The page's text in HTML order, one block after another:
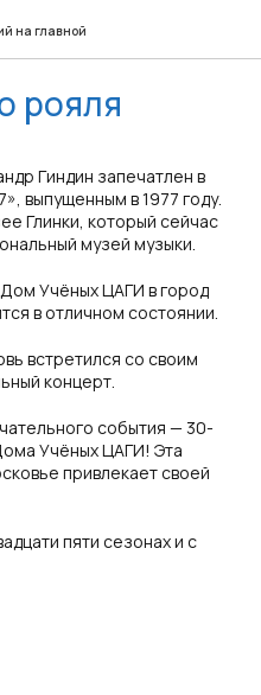
на главной
рояля
Гиндин запечатлен в
выпущенным в 1977 году.
Глинки, который сейчас
музей музыки.
Учёных ЦАГИ в город
в отличном состоянии.
встретился со своим
концерт.
события — 30-
Учёных ЦАГИ! Эта
привлекает своей
пяти сезонах и с